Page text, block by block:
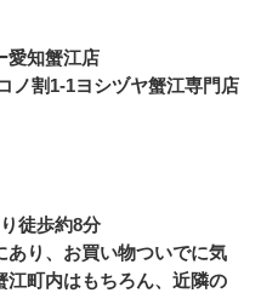
愛知蟹江店
徒歩約8分
あり、お買い物ついでに気
江町内はもちろん、近隣の